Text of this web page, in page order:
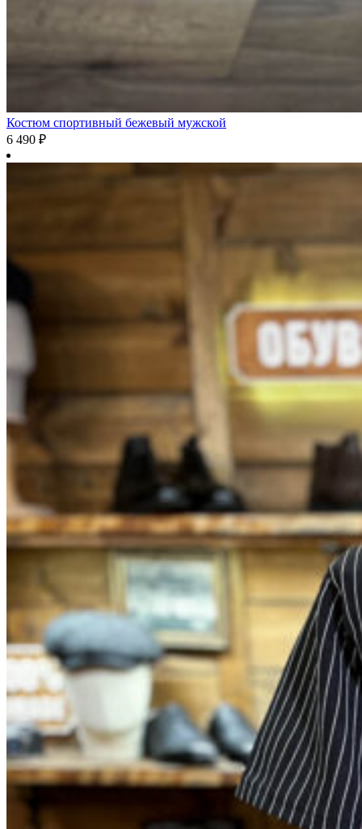
Костюм спортивный бежевый мужской
6 490 ₽